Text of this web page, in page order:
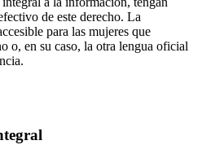
de este derecho. La
para las mujeres que
o, en su caso, la otra lengua oficial